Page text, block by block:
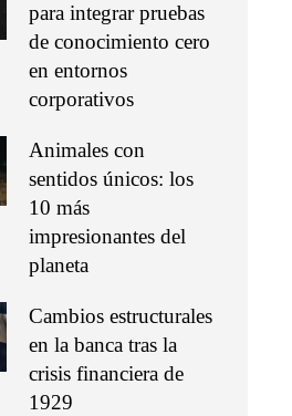
para integrar pruebas
de conocimiento cero
en entornos
corporativos
Animales con
sentidos únicos: los
10 más
impresionantes del
planeta
Cambios estructurales
en la banca tras la
crisis financiera de
1929